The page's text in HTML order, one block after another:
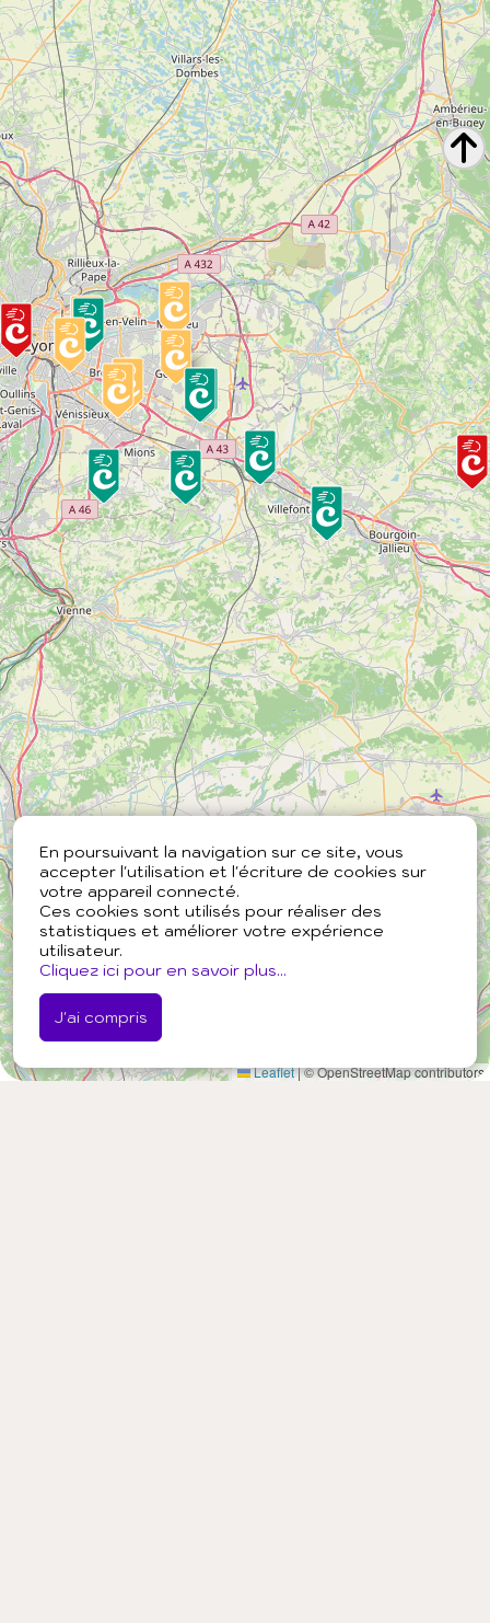
En poursuivant la navigation sur ce site, vous
accepter l'utilisation et l'écriture de cookies sur
votre appareil connecté.
Ces cookies sont utilisés pour réaliser des
statistiques et améliorer votre expérience
utilisateur.
Cliquez ici pour en savoir plus...
J'ai compris
Leaflet|© OpenStreetMap contributors